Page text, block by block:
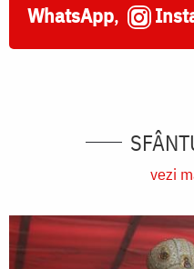
WhatsApp,
vezi